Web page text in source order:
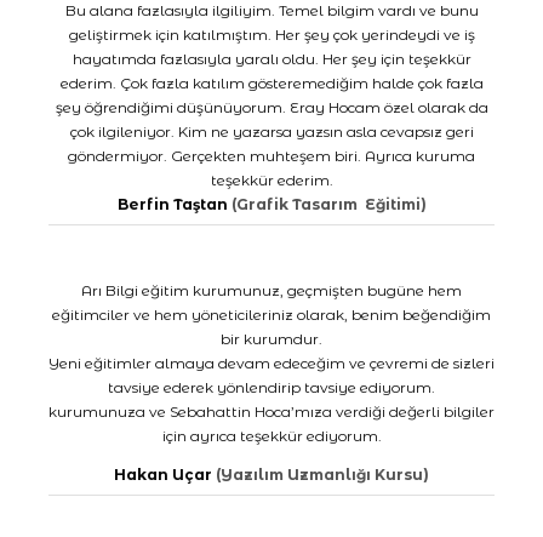
Bu alana fazlasıyla ilgiliyim. Temel bilgim vardı ve bunu
geliştirmek için katılmıştım. Her şey çok yerindeydi ve iş
hayatımda fazlasıyla yaralı oldu. Her şey için teşekkür
ederim. Çok fazla katılım gösteremediğim halde çok fazla
şey öğrendiğimi düşünüyorum. Eray Hocam özel olarak da
çok ilgileniyor. Kim ne yazarsa yazsın asla cevapsız geri
göndermiyor. Gerçekten muhteşem biri. Ayrıca kuruma
teşekkür ederim.
Berfin Taştan (Grafik Tasarım Eğitimi)
Arı Bilgi eğitim kurumunuz, geçmişten bugüne hem
eğitimciler ve hem yöneticileriniz olarak, benim beğendiğim
bir kurumdur.
Yeni eğitimler almaya devam edeceğim ve çevremi de sizleri
tavsiye ederek yönlendirip tavsiye ediyorum.
kurumunuza ve Sebahattin Hoca’mıza verdiği değerli bilgiler
için ayrıca teşekkür ediyorum.
Hakan Uçar (Yazılım Uzmanlığı Kursu)